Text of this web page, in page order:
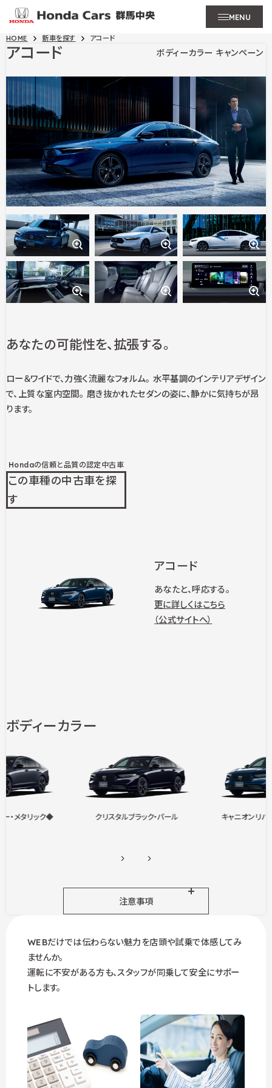
MENU
HOME 新車を探す アコード
アコード ボディーカラー キャンペーン
あなたの可能性を、拡張する。
ロー＆ワイドで、力強く流麗なフォルム。 水平基調のインテリアデザイン
で、上質な室内空間。 磨き抜かれたセダンの姿に、静かに気持ちが昂
ります。
Hondaの信頼と品質の認定中古車
この車種の中古車を探
す
アコード
あなたと、呼応する。
更に詳しくはこちら
（公式サイトへ）
ボディーカラー
・メタリック◆ クリスタルブラック・パール
キャニオンリバ
注意事項
WEBだけでは伝わらない魅力を店頭や試乗で体感してみ
ませんか。
運転に不安がある方も、スタッフが同乗して安全にサポー
トします。